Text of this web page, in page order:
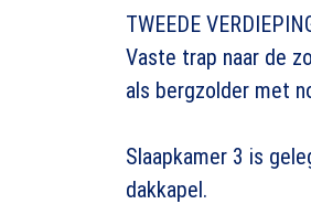
TWEEDE
Vaste trap naar de
als bergzolder met
Slaapkamer 3 is
dakkapel.